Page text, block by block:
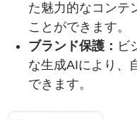
た魅力的なコンテ
ことができます。
ブランド保護： ビ
な生成AIにより、
できます。